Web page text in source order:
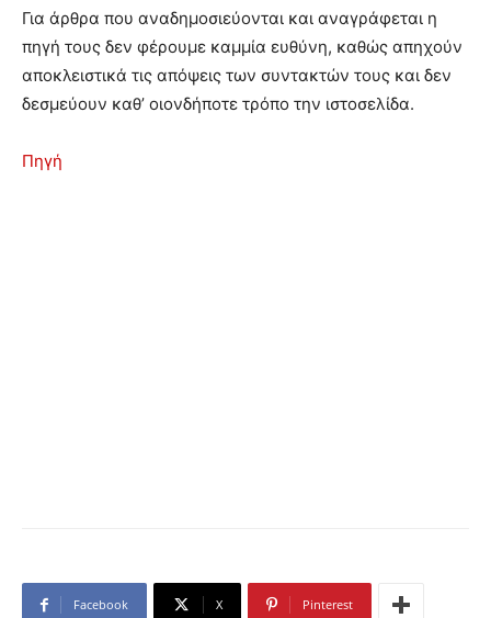
Για άρθρα που αναδημοσιεύονται και αναγράφεται η
πηγή τους δεν φέρουμε καμμία ευθύνη, καθώς απηχούν
αποκλειστικά τις απόψεις των συντακτών τους και δεν
δεσμεύουν καθ’ οιονδήποτε τρόπο την ιστοσελίδα.
Πηγή
Facebook X Pinterest